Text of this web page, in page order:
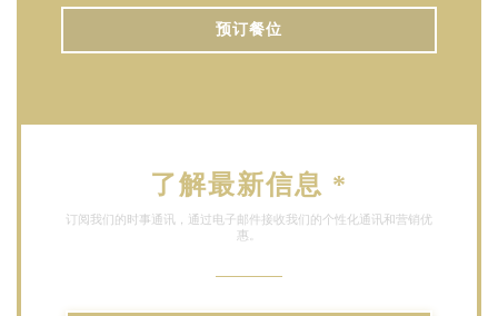
预订餐位
了解最新信息 *
订阅我们的时事通讯，通过电子邮件接收我们的个性化通讯和营销优
惠。